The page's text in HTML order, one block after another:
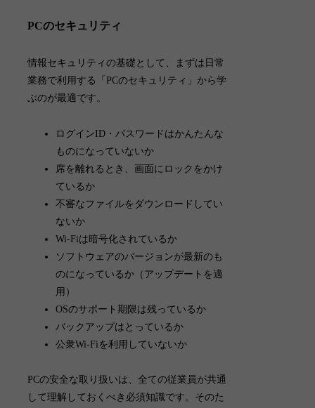
PCのセキュリティ
情報セキュリティの基礎として、まずは日常
業務で利用する「 PCのセキュリティ 」から学
ぶのが最適です。
ログインID・パスワードはかんたんな
ものになっていないか
席を離れるとき、画面にロックをかけ
ているか
不審なファイルをダウンロードしてい
ないか
Wi-Fiは暗号化されているか
ソフトウェアのバージョンが最新のも
のになっているか（アップデートを適
用）
OSのサポート期限は残っているか
バックアップはとっているか
公衆Wi-Fiを利用していないか
PCの安全な取り扱いは、全ての従業員が共通
して理解しておくべき必須知識です。そのた